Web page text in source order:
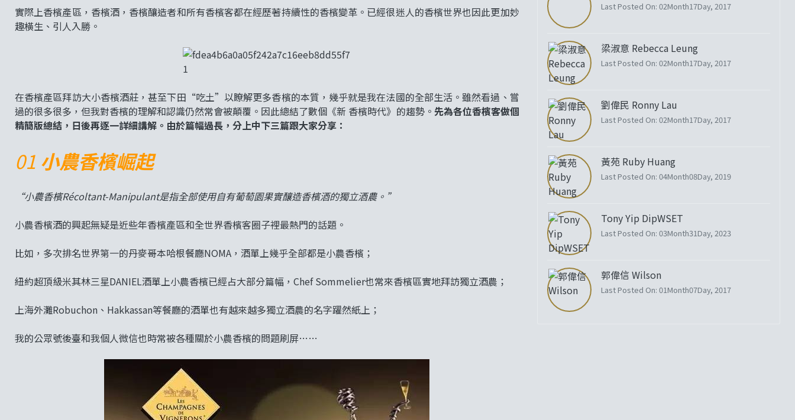
實際上香檳產區，香檳酒，香檳釀造者和所有香檳客都在經歷著持續性的香檳變革。已經很迷人的香檳世界也因此更加妙
趣橫生、引人入勝。
在香檳產區拜訪大小香檳酒莊，甚至下田“吃土”以瞭解更多香檳的本質，幾乎就是我在法國的全部生活。雖然看過、嘗
過的很多很多，但我對香檳的理解和認識仍然常會被顛覆。因此總結了數個《新 香檳時代》的趨勢。 先為各位香檳客做個
精簡版總結，日後再逐一詳細講解。由於篇幅過長，分上中下三篇跟大家分享：
01 小農香檳崛起
“小農香檳Récoltant-Manipulant是指全部使用自有葡萄園果實釀造香檳酒的獨立酒農。”
小農香檳酒的興起無疑是近些年香檳產區和全世界香檳客圈子裡最熱門的話題。
比如，多次排名世界第一的丹麥哥本哈根餐廳NOMA，酒單上幾乎全部都是小農香檳；
紐約超頂級米其林三星DANIEL酒單上小農香檳已經占大部分篇幅，Chef Sommelier也常來香檳區實地拜訪獨立酒農；
上海外灘Robuchon、Hakkassan等餐廳的酒單也有越來越多獨立酒農的名字躍然紙上；
我的公眾號後臺和我個人微信也時常被各種關於小農香檳的問題刷屏……
Last Posted On: 02Month17Day, 2017
梁淑意 Rebecca Leung
Last Posted On: 02Month17Day, 2017
劉偉民 Ronny Lau
Last Posted On: 02Month17Day, 2017
黃苑 Ruby Huang
Last Posted On: 04Month08Day, 2019
Tony Yip DipWSET
Last Posted On: 03Month31Day, 2023
郭偉信 Wilson
Last Posted On: 01Month07Day, 2017